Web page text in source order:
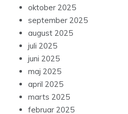
oktober 2025
september 2025
august 2025
juli 2025
juni 2025
maj 2025
april 2025
marts 2025
februar 2025